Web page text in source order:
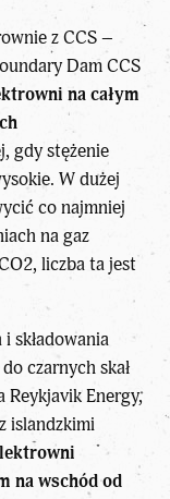
z CCS –
Dam CCS
na całym
gdy stężenie
W dużej
co najmniej
na gaz
liczba ta jest
składowania
czarnych skał
Reykjavik Energy,
islandzkimi
na wschód od